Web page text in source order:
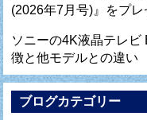
(2026年7月号)』をプレ
ソニーの4K液晶テレ
徴と他モデルとの違い
ブログカテゴリー